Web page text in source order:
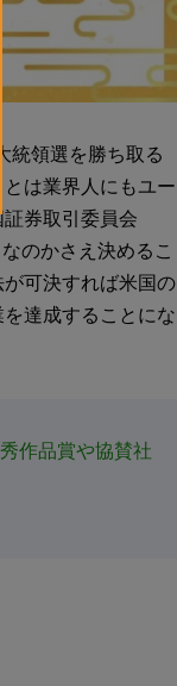
統領選を勝ち取る
は業界人にもユー
券取引委員会
のかさえ決めるこ
可決すれば米国の
達成することにな
作品賞や協賛社